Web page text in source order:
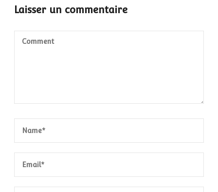
Laisser un commentaire